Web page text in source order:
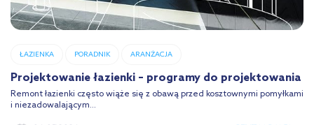
ŁAZIENKA PORADNIK ARANŻACJA
Projektowanie łazienki – programy do projektowania
Remont łazienki często wiąże się z obawą przed kosztownymi pomyłkami
i niezadowalającym...